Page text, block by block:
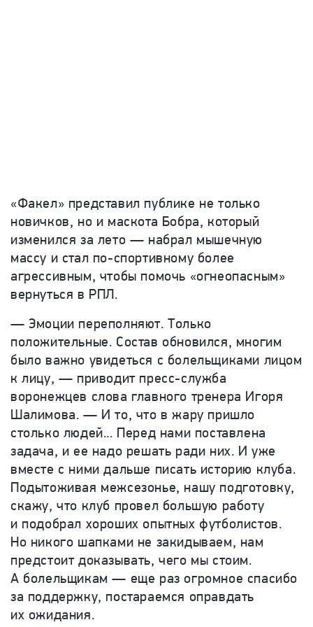
«Факел» представил публике не только
новичков, но и маскота Бобра, который
изменился за лето — набрал мышечную
массу и стал по-спортивному более
агрессивным, чтобы помочь «огнеопасным»
вернуться в РПЛ.
— Эмоции переполняют. Только
положительные. Состав обновился, многим
было важно увидеться с болельщиками лицом
к лицу, — приводит пресс-служба
воронежцев слова главного тренера Игоря
Шалимова. — И то, что в жару пришло
столько людей... Перед нами поставлена
задача, и ее надо решать ради них. И уже
вместе с ними дальше писать историю клуба.
Подытоживая межсезонье, нашу подготовку,
скажу, что клуб провел большую работу
и подобрал хороших опытных футболистов.
Но никого шапками не закидываем, нам
предстоит доказывать, чего мы стоим.
А болельщикам — еще раз огромное спасибо
за поддержку, постараемся оправдать
их ожидания.